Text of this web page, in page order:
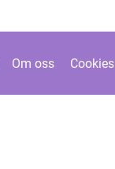
Om oss Cookies